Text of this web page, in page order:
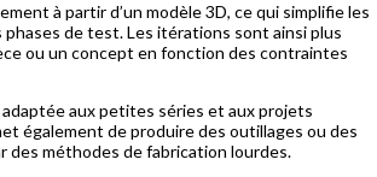
à partir d’un modèle 3D, ce qui simplifie les
de test. Les itérations sont ainsi plus
ou un concept en fonction des contraintes
aux petites séries et aux projets
également de produire des outillages ou des
des méthodes de fabrication lourdes.